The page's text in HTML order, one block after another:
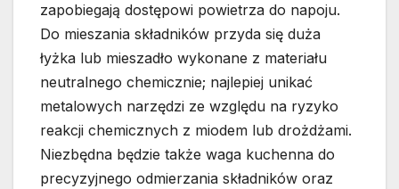
zapobiegają dostępowi powietrza do napoju.
Do mieszania składników przyda się duża
łyżka lub mieszadło wykonane z materiału
neutralnego chemicznie; najlepiej unikać
metalowych narzędzi ze względu na ryzyko
reakcji chemicznych z miodem lub drożdżami.
Niezbędna będzie także waga kuchenna do
precyzyjnego odmierzania składników oraz